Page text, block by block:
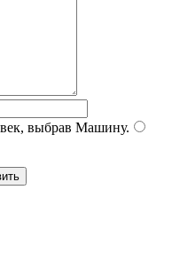
выбрав Машину.